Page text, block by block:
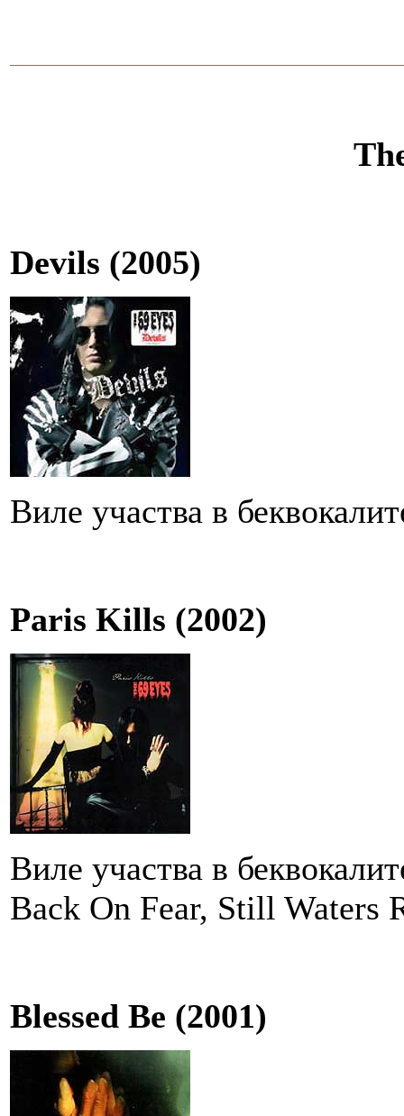
Devils (2005)
Виле участва в
Paris Kills (2002)
Виле участва в
Back On Fear, Still Waters
Blessed Be (2001)